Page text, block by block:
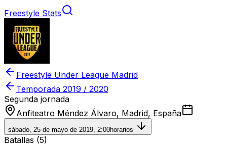
Freestyle Stats
Freestyle Under League Madrid
Temporada 2019 / 2020
Segunda jornada
Anfiteatro Méndez Álvaro, Madrid, España
sábado, 25 de mayo de 2019, 2:00horarios
Batallas (5)